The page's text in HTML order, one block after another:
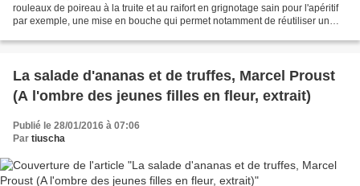
rouleaux de poireau à la truite et au raifort en grignotage sain pour l'apéritif
par exemple, une mise en bouche qui permet notamment de réutiliser un
La salade d'ananas et de truffes, Marcel Proust
(A l'ombre des jeunes filles en fleur, extrait)
Publié le 28/01/2016 à 07:06
Par tiuscha